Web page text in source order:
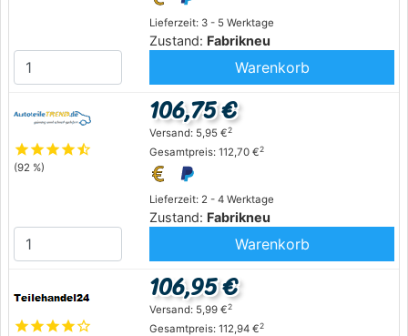
Lieferzeit: 3 - 5 Werktage
Zustand: Fabrikneu
Warenkorb
starstarstarstarstar_half
(92 %)
Lieferzeit: 2 - 4 Werktage
Zustand: Fabrikneu
106,75 €
Versand: 5,95 €2
Gesamtpreis: 112,70 €2
Warenkorb
starstarstarstarstar_outline
106,95 €
Versand: 5,99 €2
Gesamtpreis: 112,94 €2